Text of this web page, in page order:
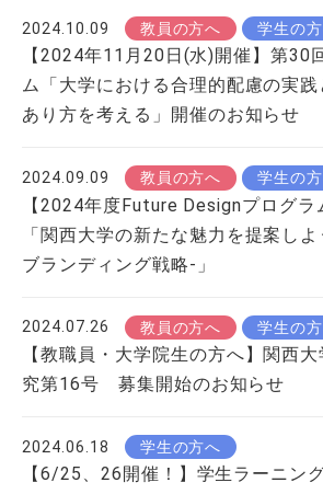
2024.10.09 教員の方へ 学生の
【2024年11月20日(水)開催】第30
ム「大学における合理的配慮の実
あり方を考える」開催のお知らせ
2024.09.09 教員の方へ 学生の
【2024年度Future Designプログラ
「関西大学の新たな魅力を提案し
ブランディング戦略‐」
2024.07.26 教員の方へ 学生の
【教職員・大学院生の方へ】関西
究第16号 募集開始のお知らせ
2024.06.18 学生の方へ
【6/25、26開催！】学生ラーニン